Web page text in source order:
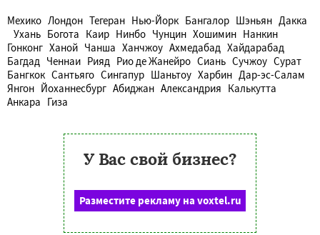
Мехико Лондон Тегеран Нью-Йорк Бангалор Шэньян Дакка
Ухань Богота Каир Нинбо Чунцин Хошимин Нанкин
Гонконг Ханой Чанша Ханчжоу Ахмедабад Хайдарабад
Багдад Ченнаи Рияд Рио де Жанейро Сиань Сучжоу Сурат
Бангкок Сантьяго Сингапур Шаньтоу Харбин Дар-эс-Салам
Янгон Йоханнесбург Абиджан Александрия Калькутта
Анкара Гиза
У Вас свой бизнес?
Разместите рекламу на voxtel.ru